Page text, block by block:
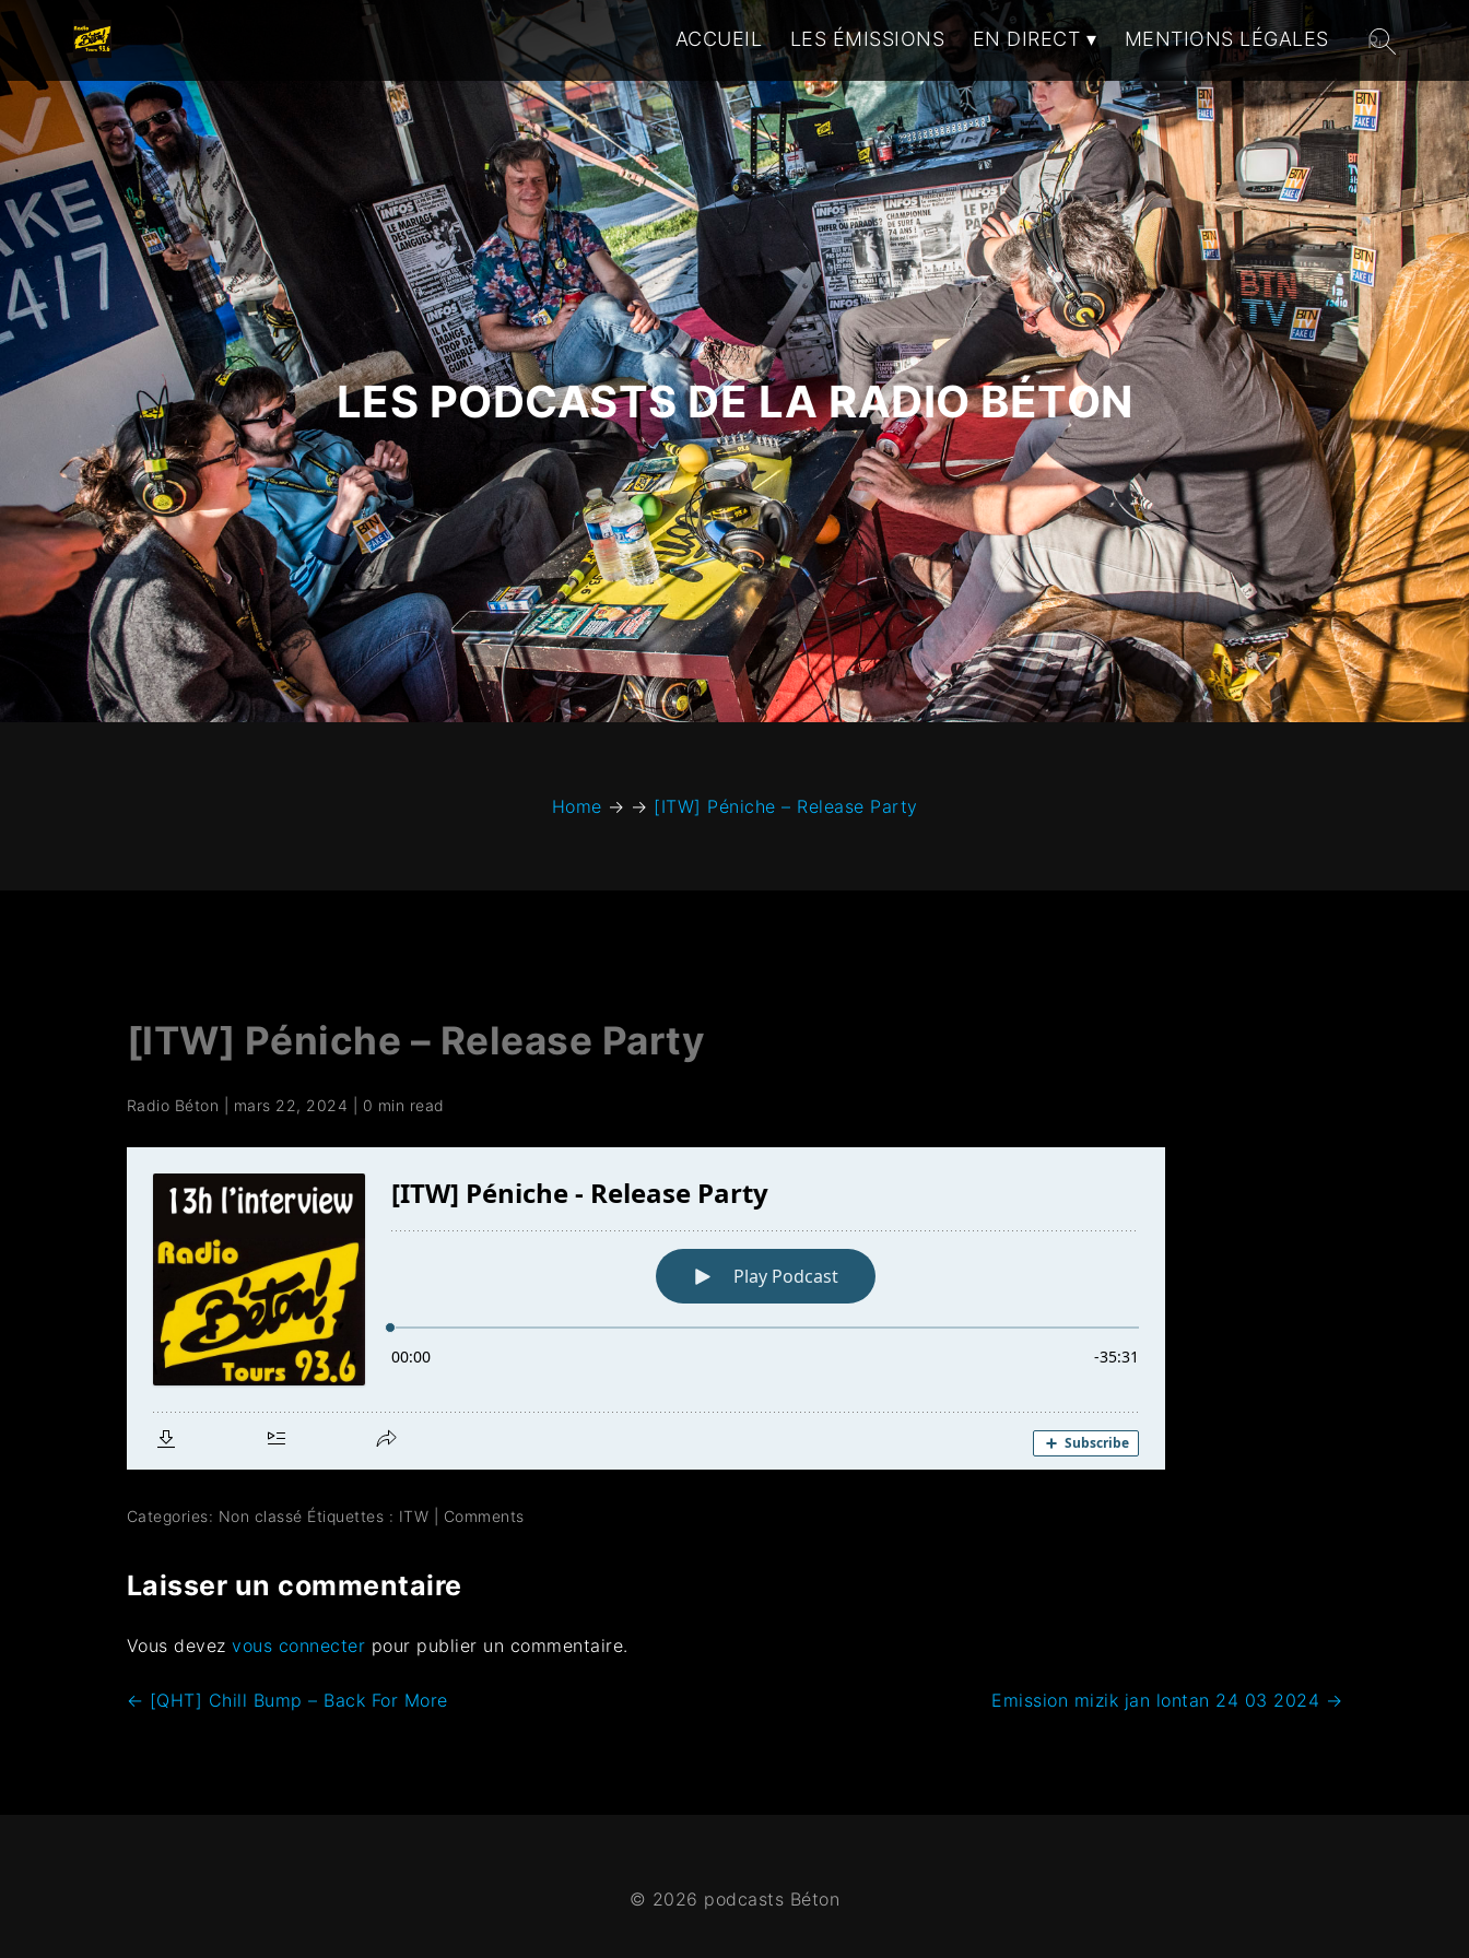
ACCUEIL LES ÉMISSIONS EN DIRECT MENTIONS LÉGALES
LES PODCASTS DE LA RADIO BÉTON
Home → → [ITW] Péniche – Release Party
[ITW] Péniche – Release Party
Radio Béton mars 22, 2024 0 min read
Categories: Non classé Étiquettes : ITW Comments
Laisser un commentaire
Vous devezvous connecter pour publier un commentaire.
← [QHT] Chill Bump – Back For More Emission mizik jan lontan 24 03 2024 →
© 2026 podcasts Béton